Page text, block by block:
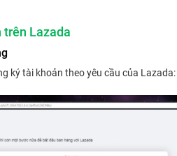
trên Lazada
ký tài khoản theo yêu cầu của Lazada: